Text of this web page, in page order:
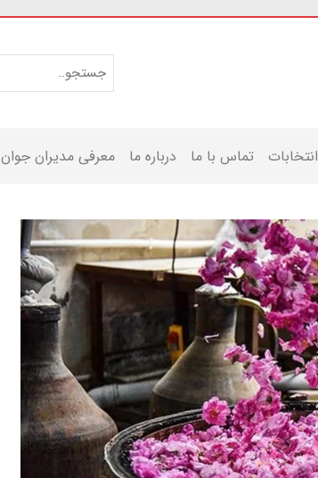
انتخابات تماس با ما درباره ما معرفی مدیران جوان